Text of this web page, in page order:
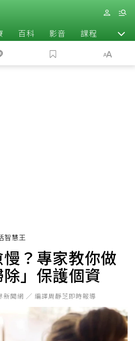
百科 影音 課程 退休
智慧王
？專家教你做
除」保護個資
新聞網 ／ 編譯周靜芝即時報導